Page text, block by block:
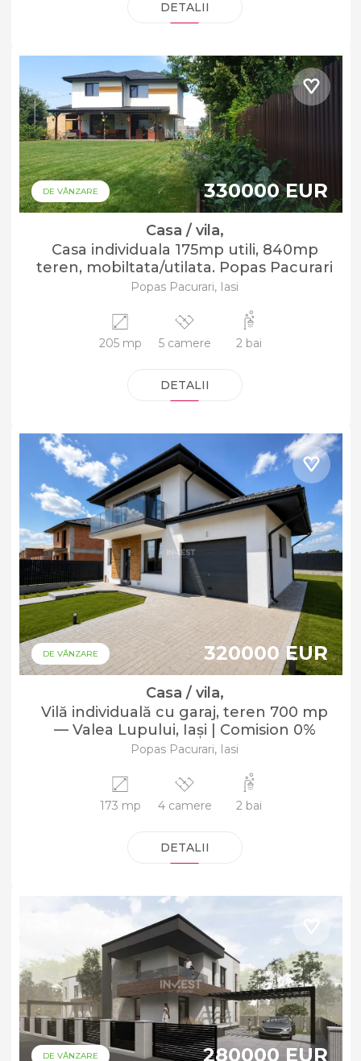
DETALII
DE VÂNZARE 330000 EUR
Casa / vila,
Casa individuala 175mp utili, 840mp
teren, mobiltata/utilata. Popas Pacurari
Popas Pacurari, Iasi
205 mp 5 camere 2 bai
DETALII
DE VÂNZARE 320000 EUR
Casa / vila,
Vilă individuală cu garaj, teren 700 mp
— Valea Lupului, Iași | Comision 0%
Popas Pacurari, Iasi
173 mp 4 camere 2 bai
DETALII
DE VÂNZARE 280000 EUR